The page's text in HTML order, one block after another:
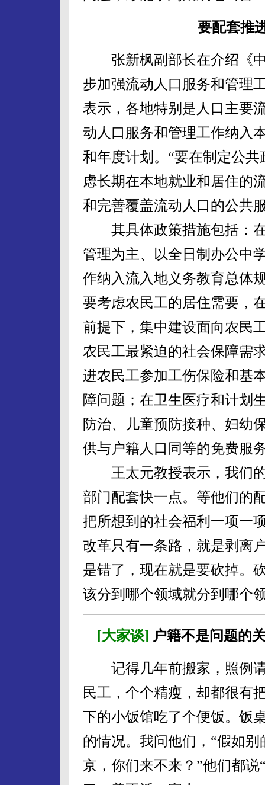
要配套推
张新枫副部长在介绍《中
步加强流动人口服务和管理
表示，各地特别是人口主要
动人口服务和管理工作纳入
和年度计划。“要在制定公
虑长期在本地就业和居住的
和完善覆盖流动人口的公共
其具体政策措施包括：在
管理为主、以全日制办公中
作纳入流入地义务教育总体
要考虑农民工的居住需要，
前提下，集中建设面向农民
农民工最紧迫的社会保障需
进农民工参加工伤保险和基
障问题；在卫生医疗和计划
防治、儿童预防接种、妇幼
供与户籍人口同等的免费服
王太元教授表示，我们的
部门配套快一点。等他们的
把所想到的社会福利一项一
改革只有一条路，就是剥离
是错了，现在就是要砍掉。
该分到哪个领域就分到哪个
[大家谈] 户籍不是问题的
记得几年前搬家，照例请
民工，个个精瘦，却都很有
下的小饭馆吃了个便饭。饭
的情况。我问他们，“假如
京，你们来不来？”他们都